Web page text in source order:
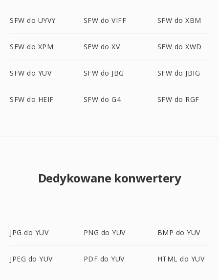
SFW do UYVY SFW do VIFF SFW do XBM
SFW do XPM SFW do XV SFW do XWD
SFW do YUV SFW do JBG SFW do JBIG
SFW do HEIF SFW do G4 SFW do RGF
Dedykowane konwertery
JPG do YUV PNG do YUV BMP do YUV
JPEG do YUV PDF do YUV HTML do YUV